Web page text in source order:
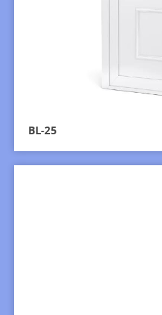
BL-25